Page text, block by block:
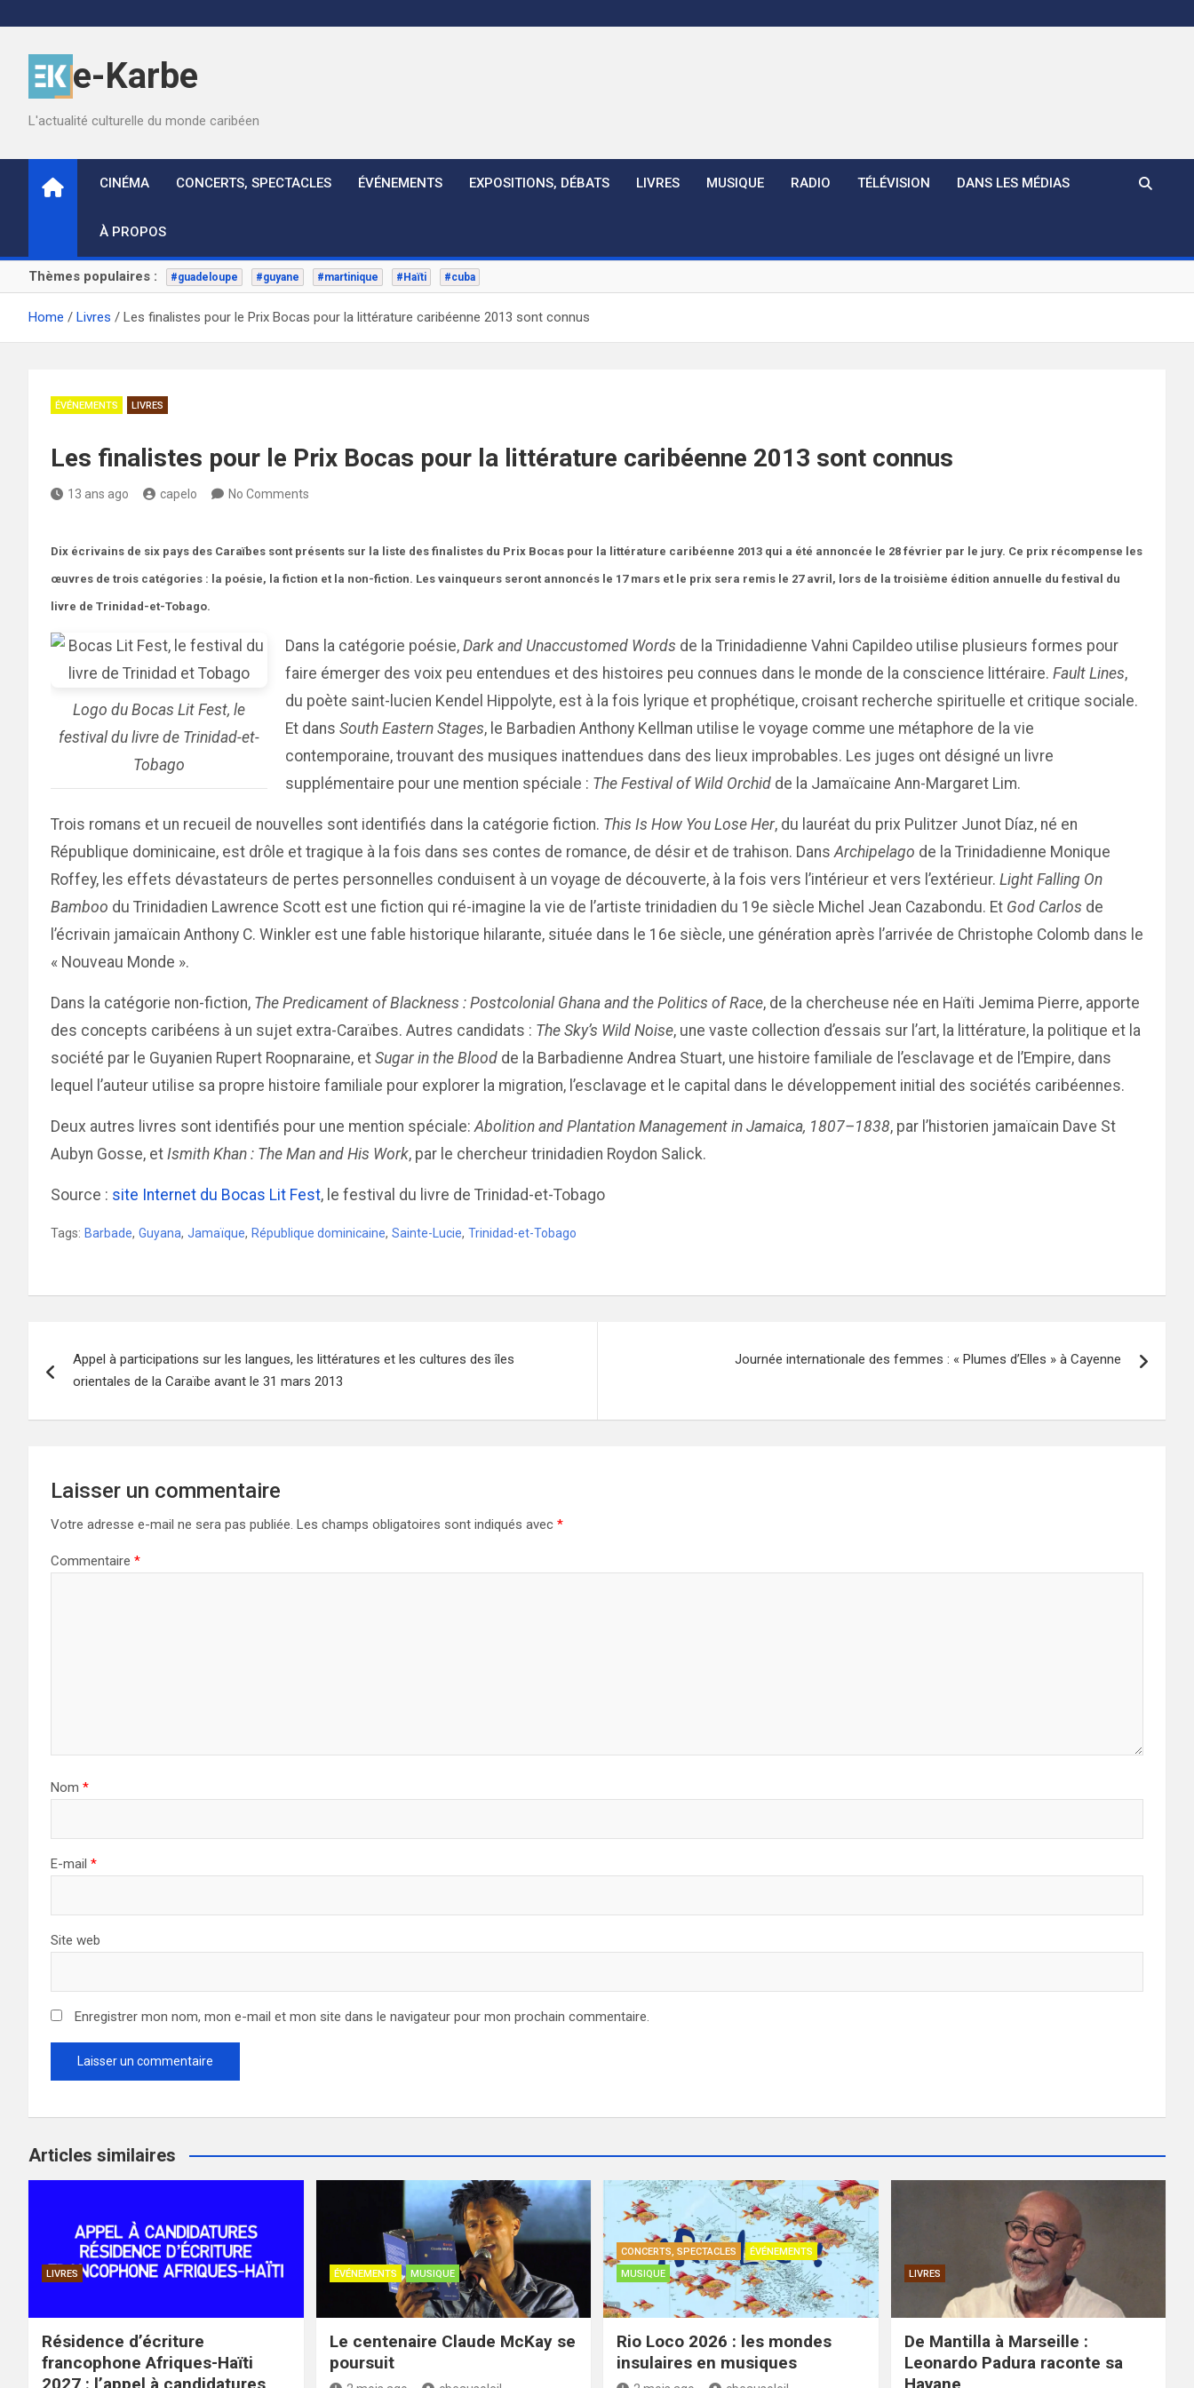
to
content
e-Karbe
L'actualité culturelle du monde caribéen
CINÉMA CONCERTS, SPECTACLES ÉVÉNEMENTS EXPOSITIONS, DÉBATS LIVRES MUSIQUE RADIO TÉLÉVISION DANS LES MÉDIAS
À PROPOS
Thèmes populaires : #guadeloupe #guyane #martinique #Haïti #cuba
Home Livres Les finalistes pour le Prix Bocas pour la littérature caribéenne 2013 sont connus
ÉVÉNEMENTS LIVRES
Les finalistes pour le Prix Bocas pour la littérature caribéenne 2013 sont connus
13 ans ago capelo No Comments
Dix écrivains de six pays des Caraïbes sont présents sur la liste des finalistes du Prix Bocas pour la littérature caribéenne 2013 qui a été annoncée le 28 février par le jury. Ce prix récompense les
œuvres de trois catégories : la poésie, la fiction et la non-fiction. Les vainqueurs seront annoncés le 17 mars et le prix sera remis le 27 avril, lors de la troisième édition annuelle du festival du
livre de Trinidad-et-Tobago.
Logo du Bocas Lit Fest, le
festival du livre de Trinidad-et-
Tobago
Dans la catégorie poésie, Dark and Unaccustomed Words de la Trinidadienne Vahni Capildeo utilise plusieurs formes pour
faire émerger des voix peu entendues et des histoires peu connues dans le monde de la conscience littéraire. Fault Lines,
du poète saint-lucien Kendel Hippolyte, est à la fois lyrique et prophétique, croisant recherche spirituelle et critique sociale.
Et dans South Eastern Stages, le Barbadien Anthony Kellman utilise le voyage comme une métaphore de la vie
contemporaine, trouvant des musiques inattendues dans des lieux improbables. Les juges ont désigné un livre
supplémentaire pour une mention spéciale : The Festival of Wild Orchid de la Jamaïcaine Ann-Margaret Lim.
Trois romans et un recueil de nouvelles sont identifiés dans la catégorie fiction. This Is How You Lose Her, du lauréat du prix Pulitzer Junot Díaz, né en
République dominicaine, est drôle et tragique à la fois dans ses contes de romance, de désir et de trahison. DansArchipelago de la Trinidadienne Monique
Roffey, les effets dévastateurs de pertes personnelles conduisent à un voyage de découverte, à la fois vers l’intérieur et vers l’extérieur. Light Falling On
Bamboo du Trinidadien Lawrence Scott est une fiction qui ré-imagine la vie de l’artiste trinidadien du 19e siècle Michel Jean Cazabondu. Et God Carlos de
l’écrivain jamaïcain Anthony C. Winkler est une fable historique hilarante, située dans le 16e siècle, une génération après l’arrivée de Christophe Colomb dans le
« Nouveau Monde ».
Dans la catégorie non-fiction, The Predicament of Blackness : Postcolonial Ghana and the Politics of Race, de la chercheuse née en Haïti Jemima Pierre, apporte
des concepts caribéens à un sujet extra-Caraïbes. Autres candidats : The Sky’s Wild Noise, une vaste collection d’essais sur l’art, la littérature, la politique et la
société par le Guyanien Rupert Roopnaraine, et Sugar in the Blood de la Barbadienne Andrea Stuart, une histoire familiale de l’esclavage et de l’Empire, dans
lequel l’auteur utilise sa propre histoire familiale pour explorer la migration, l’esclavage et le capital dans le développement initial des sociétés caribéennes.
Deux autres livres sont identifiés pour une mention spéciale:Abolition and Plantation Management in Jamaica, 1807–1838, par l’historien jamaïcain Dave St
Aubyn Gosse, et Ismith Khan : The Man and His Work, par le chercheur trinidadien Roydon Salick.
Source : site Internet du Bocas Lit Fest, le festival du livre de Trinidad-et-Tobago
Tags: Barbade, Guyana, Jamaïque, République dominicaine, Sainte-Lucie, Trinidad-et-Tobago
de
l’article
Appel à participations sur les langues, les littératures et les cultures des îles
orientales de la Caraïbe avant le 31 mars 2013
Journée internationale des femmes : « Plumes d’Elles » à Cayenne
Laisser un commentaire
Votre adresse e-mail ne sera pas publiée. Les champs obligatoires sont indiqués avec *
Commentaire *
Nom *
E-mail *
Site web
Enregistrer mon nom, mon e-mail et mon site dans le navigateur pour mon prochain commentaire.
Articles similaires
LIVRES
Résidence d’écriture
francophone Afriques-Haïti
2027 : l’appel à candidatures
ÉVÉNEMENTS MUSIQUE
Le centenaire Claude McKay se
poursuit
CONCERTS, SPECTACLES
ÉVÉNEMENTS
MUSIQUE
Rio Loco 2026 : les mondes
insulaires en musiques
LIVRES
De Mantilla à Marseille :
Leonardo Padura raconte sa
Havane